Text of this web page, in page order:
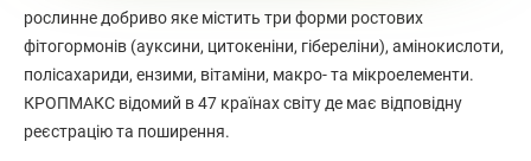
рослинне добриво яке містить три форми ростових
фітогормонів (ауксини, цитокеніни, гібереліни), амінокислоти,
полісахариди, ензими, вітаміни, макро- та мікроелементи.
КРОПМАКС відомий в 47 країнах світу де має відповідну
реєстрацію та поширення.